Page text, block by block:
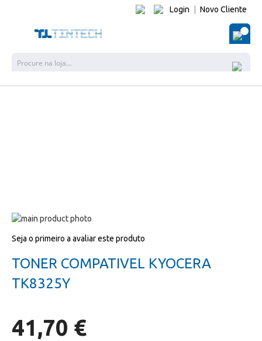
Login Novo Cliente
O
Salte
o
galeria
de
para
início
da
galeria
Seja o primeiro a avaliar este produto
TONER COMPATIVEL KYOCERA
TK8325Y
41,70 €